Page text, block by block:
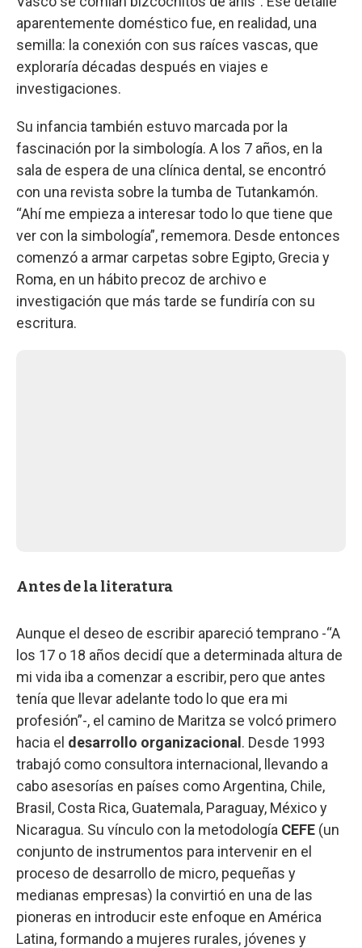
aparentemente doméstico fue, en realidad, una
semilla: la conexión con sus raíces vascas, que
exploraría décadas después en viajes e
investigaciones.
Su infancia también estuvo marcada por la
fascinación por la simbología. A los 7 años, en la
sala de espera de una clínica dental, se encontró
con una revista sobre la tumba de Tutankamón.
“Ahí me empieza a interesar todo lo que tiene que
ver con la simbología”, rememora. Desde entonces
comenzó a armar carpetas sobre Egipto, Grecia y
Roma, en un hábito precoz de archivo e
investigación que más tarde se fundiría con su
escritura.
Antes de la literatura
Aunque el deseo de escribir apareció temprano -“A
los 17 o 18 años decidí que a determinada altura de
mi vida iba a comenzar a escribir, pero que antes
tenía que llevar adelante todo lo que era mi
profesión”-, el camino de Maritza se volcó primero
hacia el desarrollo organizacional . Desde 1993
trabajó como consultora internacional, llevando a
cabo asesorías en países como Argentina, Chile,
Brasil, Costa Rica, Guatemala, Paraguay, México y
Nicaragua. Su vínculo con la metodología CEFE (un
conjunto de instrumentos para intervenir en el
proceso de desarrollo de micro, pequeñas y
medianas empresas) la convirtió en una de las
pioneras en introducir este enfoque en América
Latina, formando a mujeres rurales, jóvenes y